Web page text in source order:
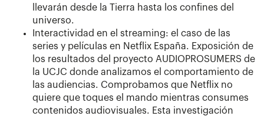
llevarán desde la Tierra hasta los confines del
universo.
Interactividad en el streaming: el caso de las
series y películas en Netflix España. Exposición de
los resultados del proyecto AUDIOPROSUMERS de
la UCJC donde analizamos el comportamiento de
las audiencias. Comprobamos que Netflix no
quiere que toques el mando mientras consumes
contenidos audiovisuales. Esta investigación